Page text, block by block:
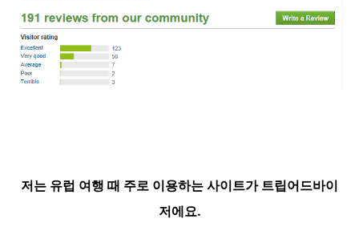
저는 유럽 여행 때 주로 이용하는 사이트가 트립어드바이
저에요.